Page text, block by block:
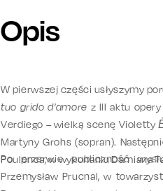
Opis
W pierwszej części usłyszymy
tuo grido d’amore z III aktu
Verdiego – wielką scenę Violetty
Martyny Grohs (sopran).
Poulenca, w wykonaniu Damiana
Po przerwie publiczność
Przemysław Prucnal, w